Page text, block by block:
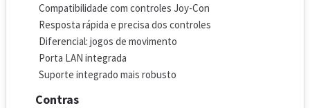
Compatibilidade com controles Joy-Con
Resposta rápida e precisa dos controles
Diferencial: jogos de movimento
Porta LAN integrada
Suporte integrado mais robusto
Contras